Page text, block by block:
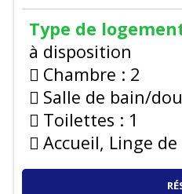
Type de
à disposition
Chambre : 2
Salle de bain/
Toilettes : 1
Accueil, Linge